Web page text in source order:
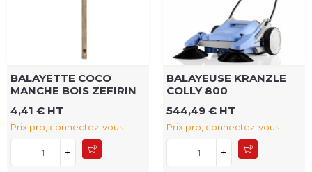
BALAYETTE COCO
MANCHE BOIS ZEFIRIN
4,41 € HT
Prix pro, connectez-vous
- +
BALAYEUSE KRANZLE
COLLY 800
544,49 € HT
Prix pro, connectez-vous
- +